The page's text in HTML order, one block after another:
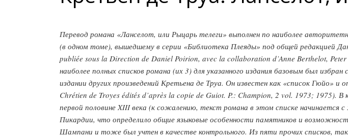
Перевод романа «Ланселот, или Рыцарь телеги» выполнен по наиболее
(в одном томе), вышедшему в серии «Библиотека Плеяды» под общей редакцией
publiée sous la Direction de Daniel Poirion, avec la collaboration d’Anne Berthelot,
наиболее полных списков романа (их 3) для указанного издания базовым был
издании других произведений Кретьена де Труа. Он известен как «список Гюйо»
Chrétien de Troyes édités d’après la copie de Guiot. P.: Champion, 2 vol. 1973; 1975).
первой половине XIII века (к сожалению, текст романа в этом списке
Пикардии, что определило общие языковые особенности памятников и
Шампани и тоже был учтен в качестве контрольного. Из пяти прочих списков,